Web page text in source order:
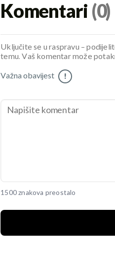
Komentari (0)
Uključite se u raspravu –
temu. Vaš komentar može
Važna obavijest !
1500 znakova preostalo